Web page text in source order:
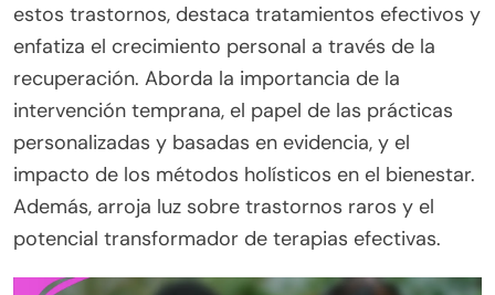
estos trastornos, destaca tratamientos efectivos y
enfatiza el crecimiento personal a través de la
recuperación. Aborda la importancia de la
intervención temprana, el papel de las prácticas
personalizadas y basadas en evidencia, y el
impacto de los métodos holísticos en el bienestar.
Además, arroja luz sobre trastornos raros y el
potencial transformador de terapias efectivas.